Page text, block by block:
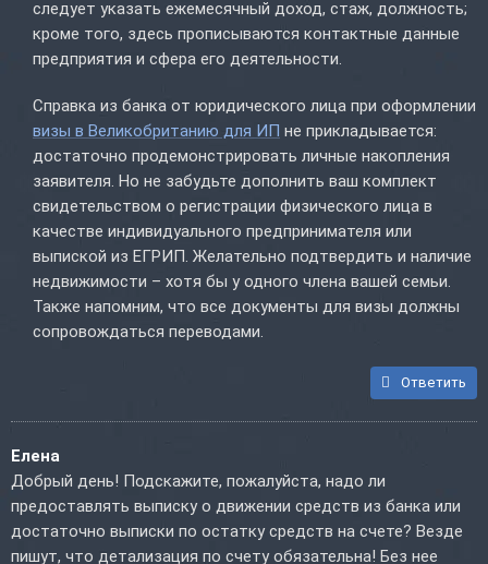
следует указать ежемесячный доход, стаж, должность;
кроме того, здесь прописываются контактные данные
предприятия и сфера его деятельности.
Справка из банка от юридического лица при оформлении
визы в Великобританию для ИП не прикладывается:
достаточно продемонстрировать личные накопления
заявителя. Но не забудьте дополнить ваш комплект
свидетельством о регистрации физического лица в
качестве индивидуального предпринимателя или
выпиской из ЕГРИП. Желательно подтвердить и наличие
недвижимости – хотя бы у одного члена вашей семьи.
Также напомним, что все документы для визы должны
сопровождаться переводами.
Ответить
Елена
Добрый день! Подскажите, пожалуйста, надо ли
предоставлять выписку о движении средств из банка или
достаточно выписки по остатку средств на счете? Везде
пишут, что детализация по счету обязательна! Без нее